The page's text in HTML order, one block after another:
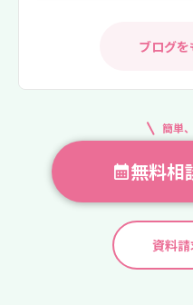
ブログ
簡単
無料相
資料